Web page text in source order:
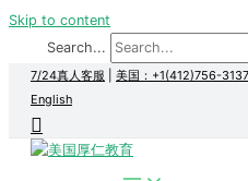
Skip to content
Search...
7/24真人客服 美国：+1(412)756-3137
English